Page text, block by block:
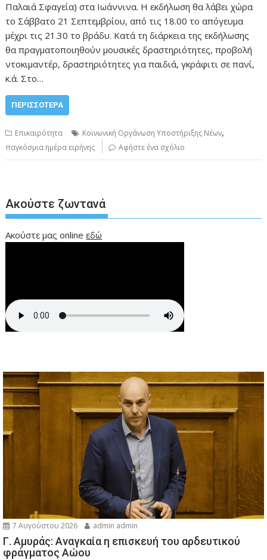
Παλαιά Σφαγεία) στα Ιωάννινα. Η εκδήλωση θα λάβει χώρα
το Σάββατο 21 Σεπτεμβρίου, από τις 18.00 το απόγευμα
μέχρι τις 21.30 το βράδυ. Κατά τη διάρκεια της εκδήλωσης
θα πραγματοποιηθούν μουσικές δραστηριότητες, προβολή
ντοκιμαντέρ, δραστηριότητες για παιδιά, γκράφιτι σε πανί,
κ.ά. Στο…
ΠΕΡΙΣΣΌΤΕΡΑ
Επικαιρότητα Κοινωνική Οργάνωση Υποστήριξης Νέων,
παγκόσμια ημέρα ειρήνης Αφήστε ένα σχόλιο
Ακούστε ζωντανά
Ακούστε μας onlineεδώ
7 Αυγούστου 2026 admin admin
Γ. Αμυράς: Αναγκαία η επισκευή του αρδευτικού
φράγματος Αώου